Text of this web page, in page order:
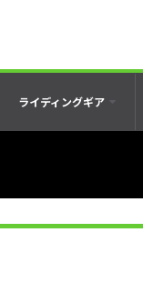
ライディングギア